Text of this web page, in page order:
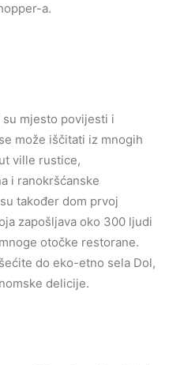
a.
mjesto povijesti i
može iščitati iz mnogih
ville rustice,
i ranokršćanske
također dom prvoj
zapošljava oko 300 ljudi
otočke restorane.
do eko-etno sela Dol,
delicije.